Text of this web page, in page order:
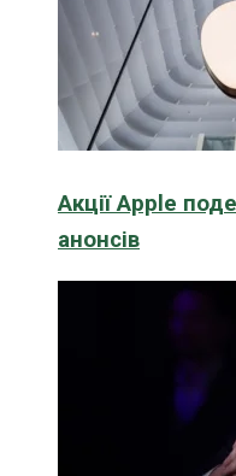
Акції Apple
анонсів